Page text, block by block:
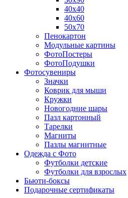
40х40
40х60
50х70
Пенокартон
Модульные картины
ФотоПостеры
ФотоПодушки
Фотоcувениры
Значки
Коврик для мыши
Кружки
Новогодние шары
Пазл картонный
Тарелки
Магниты
Пазлы магнитные
Одежда с Фото
Футболки детские
Футболки для взрослых
Бьюти-боксы
Подарочные сертификаты